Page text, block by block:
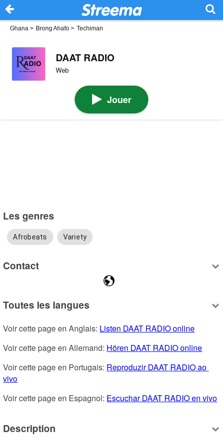
Ghana > Brong Ahafo > Techiman
DAAT RADIO
Web
Jouer
Les genres
Afrobeats Variety
Contact
Toutes les langues
Voir cette page en Anglais: Listen DAAT RADIO online
Voir cette page en Allemand: Hören DAAT RADIO online
Voir cette page en Portugais: Reproduzir DAAT RADIO ao
vivo
Voir cette page en Espagnol: Escuchar DAAT RADIO en vivo
Description